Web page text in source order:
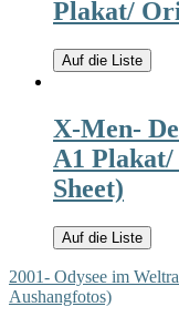
Plakat/
Auf die Liste
X-Men-
A1
Sheet)
Auf die Liste
2001- Odysee im
Aushangfotos)